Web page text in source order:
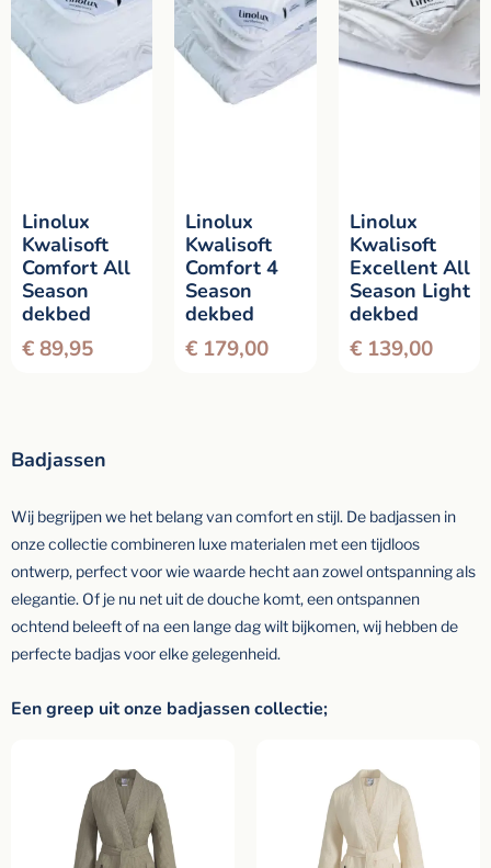
Linolux
Kwalisoft
Comfort All
Season
dekbed
€89,95
Linolux
Kwalisoft
Comfort 4
Season
dekbed
€ 179,00
Linolux
Kwalisoft
Excellent All
Season Light
dekbed
€139,00
Badjassen
Wij begrijpen we het belang van comfort en stijl. De badjassen in
onze collectie combineren luxe materialen met een tijdloos
ontwerp, perfect voor wie waarde hecht aan zowel ontspanning als
elegantie. Of je nu net uit de douche komt, een ontspannen
ochtend beleeft of na een lange dag wilt bijkomen, wij hebben de
perfecte badjas voor elke gelegenheid.
Een greep uit onze badjassen collectie;